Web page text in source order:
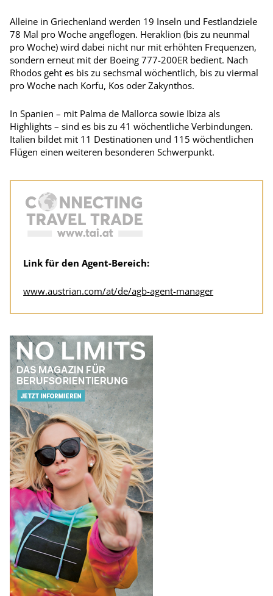
Alleine in Griechenland werden 19 Inseln und Festlandziele
78 Mal pro Woche angeflogen. Heraklion (bis zu neunmal
pro Woche) wird dabei nicht nur mit erhöhten Frequenzen,
sondern erneut mit der Boeing 777-200ER bedient. Nach
Rhodos geht es bis zu sechsmal wöchentlich, bis zu viermal
pro Woche nach Korfu, Kos oder Zakynthos.
In Spanien – mit Palma de Mallorca sowie Ibiza als
Highlights – sind es bis zu 41 wöchentliche Verbindungen.
Italien bildet mit 11 Destinationen und 115 wöchentlichen
Flügen einen weiteren besonderen Schwerpunkt.
Link für den Agent-Bereich:
www.austrian.com/at/de/agb-agent-manager